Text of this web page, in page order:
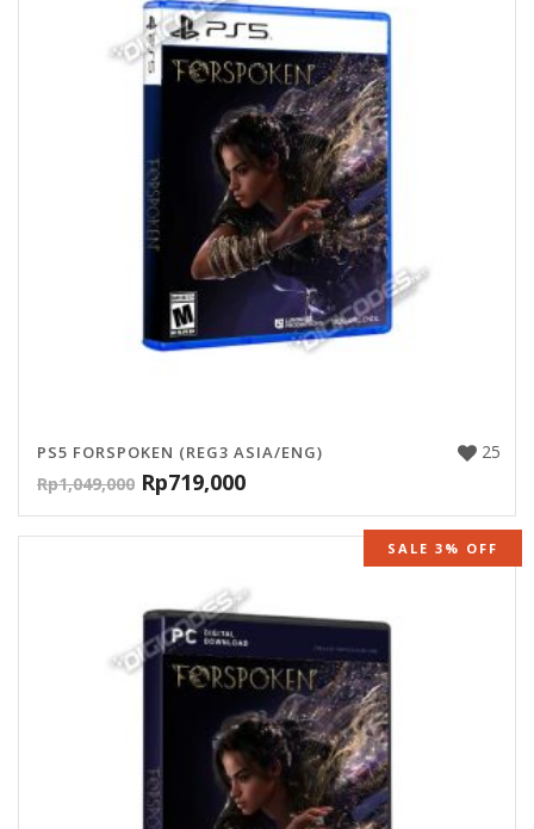
25
PS5 FORSPOKEN (REG3 ASIA/ENG)
Rp1,049,000 Rp719,000
SALE 3% OFF